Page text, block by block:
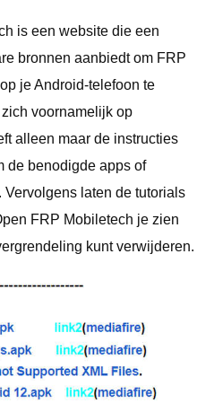
is een website die een
bronnen aanbiedt om FRP
je Android-telefoon te
voornamelijk op
alleen maar de instructies
de benodigde apps of
laten de tutorials
FRP Mobiletech je zien
kunt verwijderen.